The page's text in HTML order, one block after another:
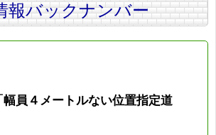
報バックナンバー
員４メートルない位置指定道